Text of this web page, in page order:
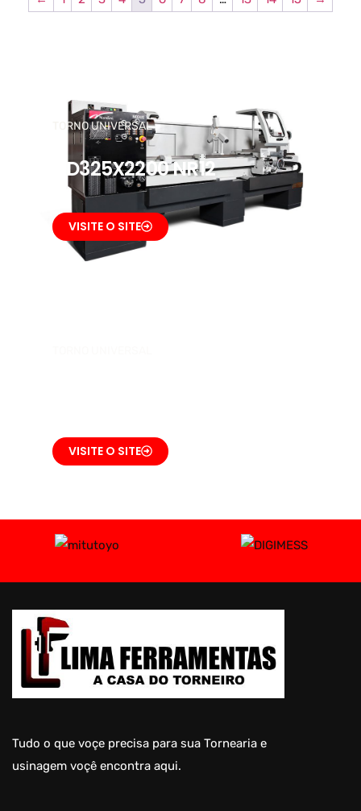
TORNO UNIVERSAL
ND325X2200 NR12
VISITE O SITE
VISITE O SITE
Tudo o que voçe precisa para sua Tornearia e
usinagem voçê encontra aqui.